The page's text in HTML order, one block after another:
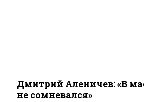
Дмитрий Аленичев: «В
не сомневался»